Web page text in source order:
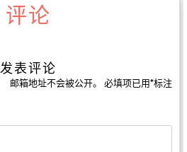
评论
发表评论
邮箱地址不会被公开。 必填项已用*标注